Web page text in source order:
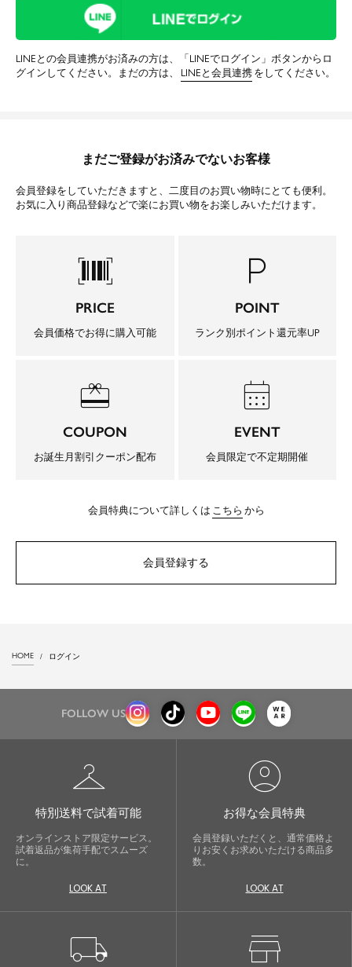
LINEとの会員連携がお済みの方は、「LINEでログイン」ボタンからロ
グインしてください。まだの方は、
LINEと会員連携 をしてください。
まだご登録がお済みでないお客様
会員登録をしていただきますと、二度目のお買い物時にとても便利。
お気に入り商品登録などで楽にお買い物をお楽しみいただけます。
barcode_scanner
PRICE
会員価格でお得に購入可能
local_parking
POINT
ランク別ポイント還元率UP
redeem
COUPON
お誕生月割引クーポン配布
calendar_month
EVENT
会員限定で不定期開催
会員特典について詳しくは こちら から
会員登録する
HOME ログイン
FOLLOW US
checkroom
特別送料で試着可能
オンラインストア限定サービス。
試着返品が集荷手配でスムーズ
に。
LOOK AT
account_circle
お得な会員特典
会員登録いただくと、通常価格よ
りお安くお求めいただける商品多
数。
LOOK AT
local_shipping store